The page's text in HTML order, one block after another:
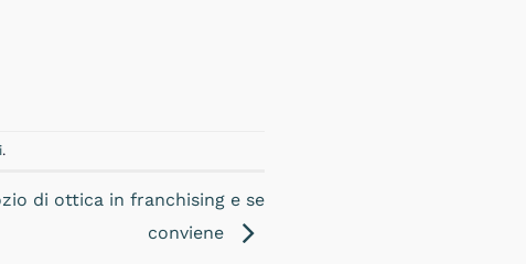
.
di ottica in franchising e se
conviene